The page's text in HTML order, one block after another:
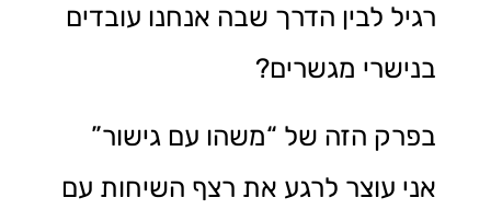
רגיל לבין הדרך שבה אנחנו עובדים
בנישרי מגשרים?
בפרק הזה של “משהו עם גישור”
אני עוצר לרגע את רצף השיחות עם